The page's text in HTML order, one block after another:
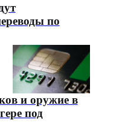
по
и оружие в
под